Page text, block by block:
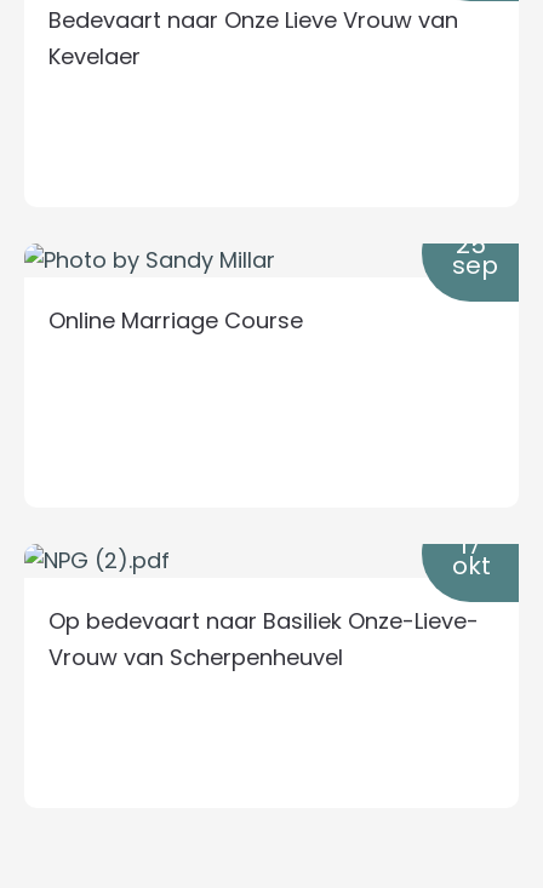
Bedevaart naar Onze Lieve Vrouw van
Kevelaer
25
sep
Online Marriage Course
17
okt
Op bedevaart naar Basiliek Onze-Lieve-
Vrouw van Scherpenheuvel